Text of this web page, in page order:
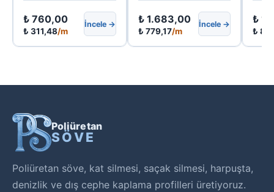
₺ 760,00
₺ 311,48/m
İncele → ₺1.683,00
₺ 779,17/m
İncele → ₺
₺
Poliüretan
SÖVE
Poliüretan söve, kat silmesi, saçak silmesi, harpuşta,
denizlik ve dış cephe kaplama profilleri üretiyoruz.